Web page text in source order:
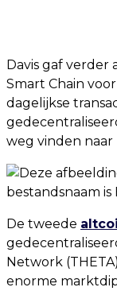
Davis gaf verder
Smart Chain
dagelijkse
weg vinden naar
De tweede
Network
enorme